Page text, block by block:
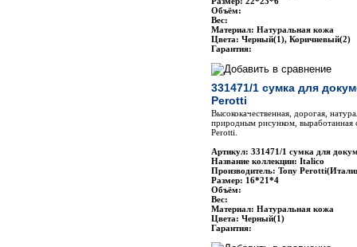
Объём:
Вес:
Материал: Натуральная кожа
Цвета: Черный(1), Коричневый(2)
Гарантия:
331471/1 сумка для
Perotti
Высококачественная, дорогая,
природным рисунком, выработанная
Perotti.
Артикул: 331471/1 сумка для
Название коллекции: Italico
Производитель: Tony
Размер: 16*21*4
Объём:
Вес:
Материал: Натуральная кожа
Цвета: Черный(1)
Гарантия: